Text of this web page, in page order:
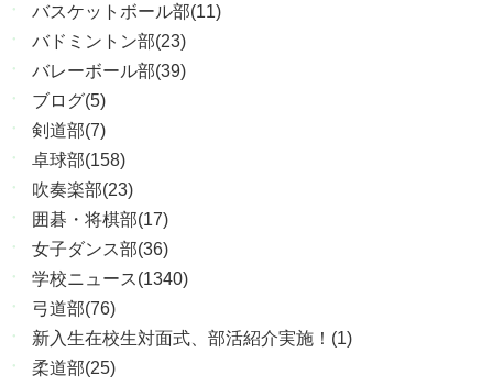
バスケットボール部(11)
バドミントン部(23)
バレーボール部(39)
ブログ(5)
剣道部(7)
卓球部(158)
吹奏楽部(23)
囲碁・将棋部(17)
女子ダンス部(36)
学校ニュース(1340)
弓道部(76)
新入生在校生対面式、部活紹介実施！(1)
柔道部(25)